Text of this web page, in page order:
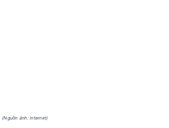
(Nguồn ảnh: internet)